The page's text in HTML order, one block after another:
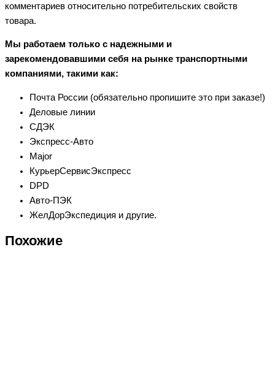
комментариев относительно потребительских свойств
товара.
Мы работаем только с надежными и
зарекомендовавшими себя на рынке транспортными
компаниями, такими как:
Почта России (обязательно пропишите это при заказе!)
Деловые линии
СДЭК
Экспресс-Авто
Major
КурьерСервисЭкспресс
DPD
Авто-ПЭК
ЖелДорЭкспедиция и другие.
Похожие